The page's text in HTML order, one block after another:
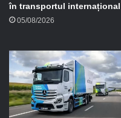
în transportul internațional
05/08/2026